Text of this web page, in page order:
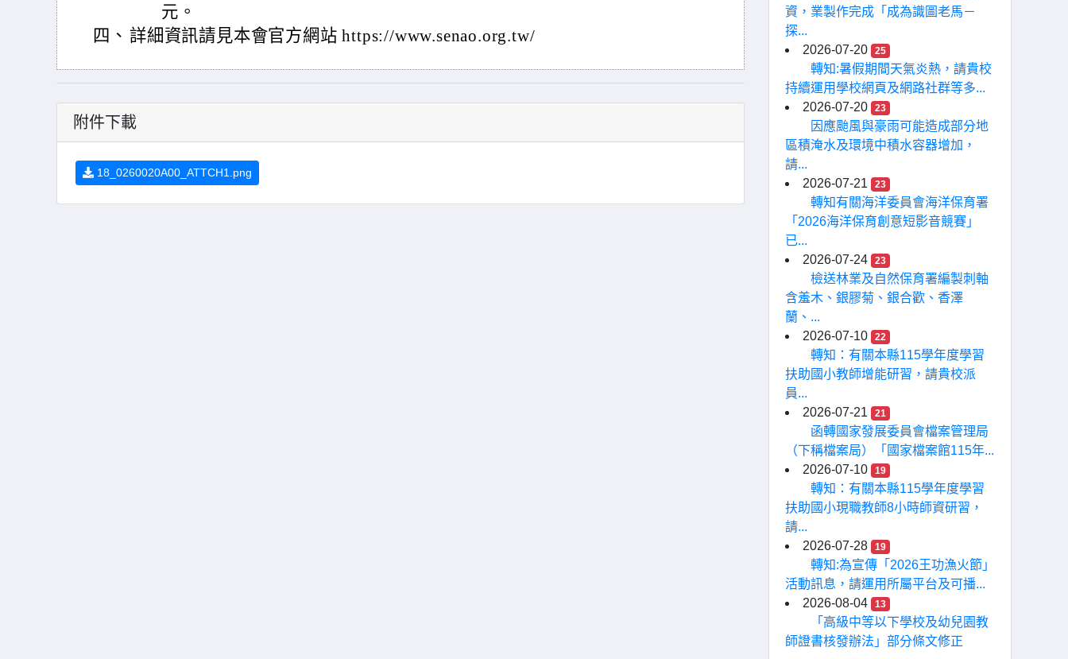
元。
四、 詳細資訊請見本會官方網站 https://www.senao.org.tw/
附件下載
18_0260020A00_ATTCH1.png
資，業製作完成「成為識圖老馬－
探...
2026-07-20
25
轉知:暑假期間天氣炎熱，請貴校
持續運用學校網頁及網路社群等多...
2026-07-20
23
因應颱風與豪雨可能造成部分地
區積淹水及環境中積水容器增加，
請...
2026-07-21
23
轉知有關海洋委員會海洋保育署
「2026海洋保育創意短影音競賽」
已...
2026-07-24
23
檢送林業及自然保育署編製刺軸
含羞木、銀膠菊、銀合歡、香澤
蘭、...
2026-07-10
22
轉知：有關本縣115學年度學習
扶助國小教師增能研習，請貴校派
員...
2026-07-21
21
函轉國家發展委員會檔案管理局
（下稱檔案局）「國家檔案館115年...
2026-07-10
19
轉知：有關本縣115學年度學習
扶助國小現職教師8小時師資研習，
請...
2026-07-28
19
轉知:為宣傳「2026王功漁火節」
活動訊息，請運用所屬平台及可播...
2026-08-04
13
「高級中等以下學校及幼兒園教
師證書核發辦法」部分條文修正